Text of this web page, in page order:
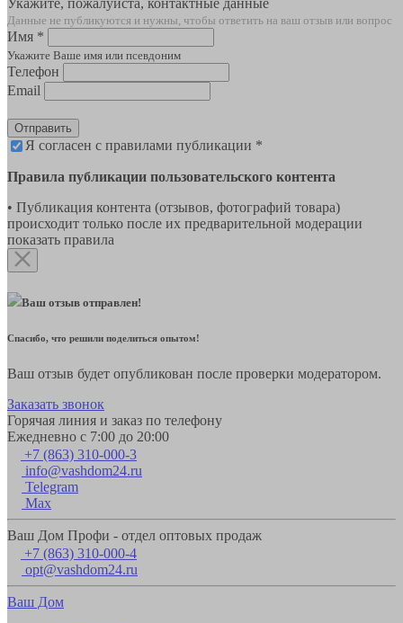
Данные не публикуются и нужны, чтобы ответить на ваш отзыв или вопрос
Имя *
Укажите Ваше имя или псевдоним
Телефон
Email
Отправить
Я согласен с правилами публикации *
Правила публикации пользовательского контента
• Публикация контента (отзывов, фотографий товара)
происходит только после их предварительной модерации
показать правила
Ваш отзыв отправлен!
Спасибо, что решили поделиться опытом!
Ваш отзыв будет опубликован после проверки модератором.
Заказать звонок
Горячая линия и заказ по телефону
Ежедневно с 7:00 до 20:00
+7 (863) 310-000-3
info@vashdom24.ru
Telegram
Max
Ваш Дом Профи - отдел оптовых продаж
+7 (863) 310-000-4
opt@vashdom24.ru
Ваш Дом